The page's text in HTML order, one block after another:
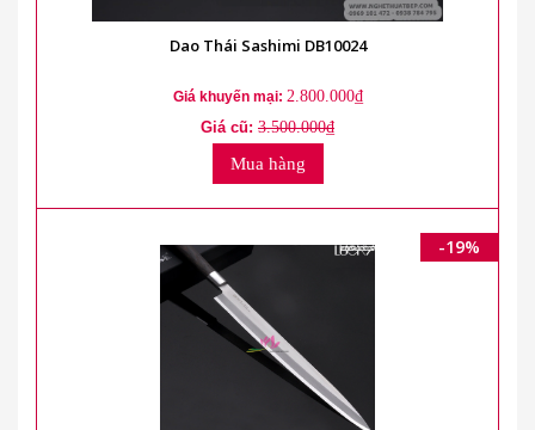
Dao Thái Sashimi DB10024
Giá khuyến mại: 2.800.000₫
Giá cũ: 3.500.000₫
Mua hàng
-19%